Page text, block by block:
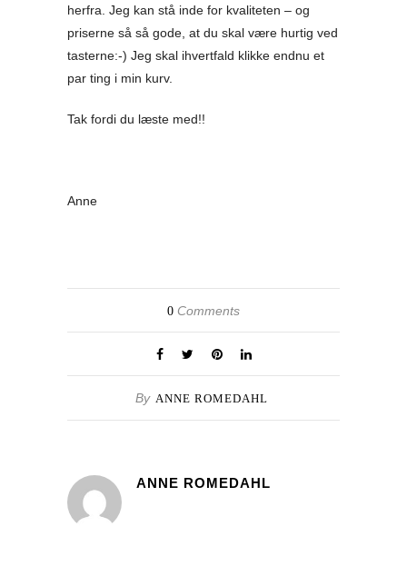
herfra. Jeg kan stå inde for kvaliteten – og
priserne så så gode, at du skal være hurtig ved
tasterne:-) Jeg skal ihvertfald klikke endnu et
par ting i min kurv.
Tak fordi du læste med!!
Anne
0 Comments
By ANNE ROMEDAHL
ANNE ROMEDAHL